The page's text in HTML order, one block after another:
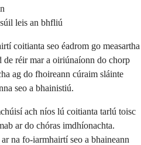
leis an bhfliú
coitianta seo éadrom go measartha
de réir mar a oiriúnaíonn do chorp
ag do fhoireann cúraim sláinte
seo a bhainistiú.
ach níos lú coitianta tarlú toisc
ar do chóras imdhíonachta.
na fo-iarmhairtí seo a bhaineann